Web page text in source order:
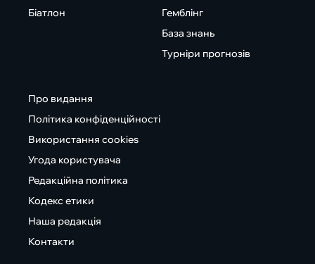
Біатлон
Гемблінг
База знань
Турніри прогнозів
Про видання
Політика конфіденційності
Використання cookies
Угода користувача
Редакційна політика
Кодекс етики
Наша редакція
Контакти